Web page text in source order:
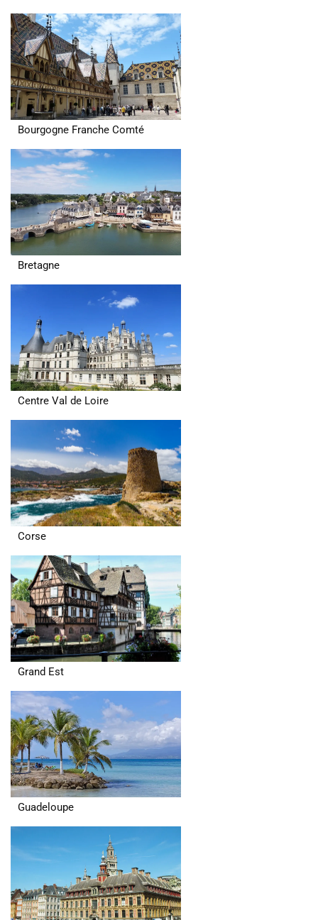
Bourgogne Franche Comté
Bretagne
Centre Val de Loire
Corse
Grand Est
Guadeloupe